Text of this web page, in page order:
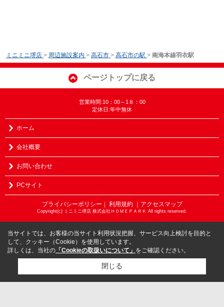
ミニミニ堺店 > 周辺施設案内 > 高石市 > 高石市の駅 > 南海本線羽衣駅
ページトップに戻る
営業時間:10：00～1８：00
定休日:年中無休
ホーム
会社概要
お問い合わせ
PCサイト
プライバシーポリシー ｜ 利用規約 ｜アクセスマップ
Copyright(c) ミニミニ堺店 株式会社ＨＯＭＥＰＡＲＫ All rights reserved.
当サイトでは、お客様の当サイト利用状況把握、サービス向上検討を目的と
して、クッキー（Cookie）を使用しています。
詳しくは、当社の 「Cookieの取扱いについて」 をご確認ください。
閉じる